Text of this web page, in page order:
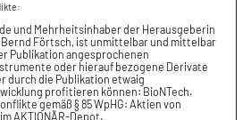
und Mehrheitsinhaber der Herausgeberin
Bernd Förtsch, ist unmittelbar und mittelbar
Publikation angesprochenen
oder hierauf bezogene Derivate
durch die Publikation etwaig
profitieren können: BioNTech.
gemäß § 85 WpHG: Aktien von
AKTIONÄR-Depot.